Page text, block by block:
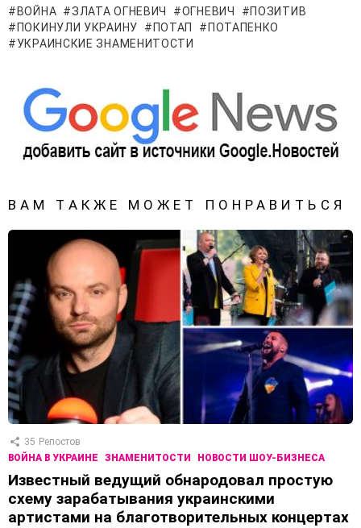
ВОЙНА ЗЛАТА ОГНЕВИЧ ОГНЕВИЧ
ПОЗИТИВ
ПОКИНУЛИ УКРАИНУ
ПОТАП
ПОТАПЕНКО
УКРАИНСКИЕ ЗНАМЕНИТОСТИ
ВАМ ТАКЖЕ МОЖЕТ ПОНРАВИТЬСЯ
35 Репостов
ВОЙНА В УКРАИНЕ
ЗНАМЕНИТОСТИ НОВОСТИ ШОУ-БИЗНЕСА
Известный ведущий обнародовал простую
схему зарабатывания украинскими
артистами на благотворительных концертах